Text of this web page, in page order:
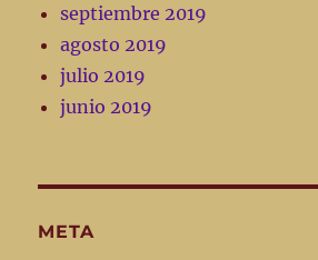
septiembre 2019
agosto 2019
julio 2019
junio 2019
META